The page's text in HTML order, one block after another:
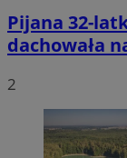
Pijana 32-
dachowała
2